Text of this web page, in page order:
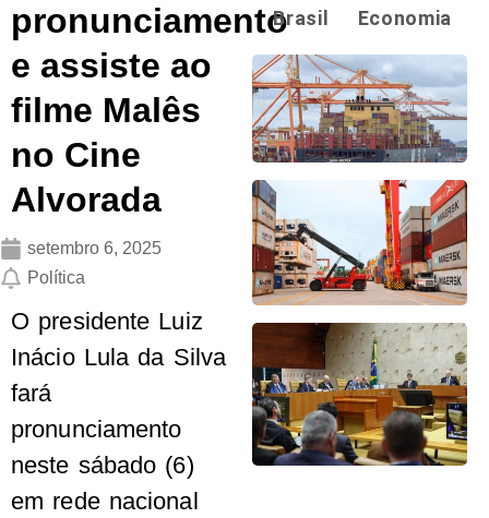
pronunciamento
e assiste ao
filme Malês
no Cine
Alvorada
setembro 6, 2025
Política
O presidente Luiz
Inácio Lula da Silva
fará
pronunciamento
neste sábado (6)
em rede nacional
Brasil Economia